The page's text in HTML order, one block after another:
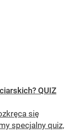
QUIZ
się
specjalny quiz,